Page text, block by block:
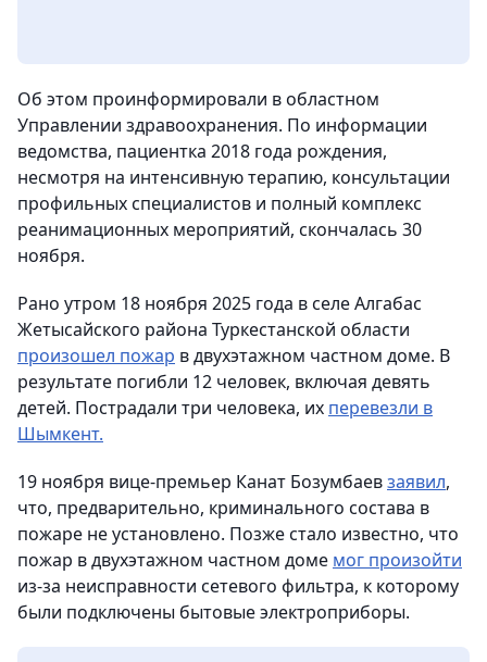
Об этом проинформировали в областном
Управлении здравоохранения. По информации
ведомства, пациентка 2018 года рождения,
несмотря на интенсивную терапию, консультации
профильных специалистов и полный комплекс
реанимационных мероприятий, скончалась 30
ноября.
Рано утром 18 ноября 2025 года в селе Алгабас
Жетысайского района Туркестанской области
произошел пожар в двухэтажном частном доме. В
результате погибли 12 человек, включая девять
детей. Пострадали три человека, их перевезли в
Шымкент.
19 ноября вице-премьер Канат Бозумбаевзаявил,
что, предварительно, криминального состава в
пожаре не установлено. Позже стало известно, что
пожар в двухэтажном частном доме мог произойти
из-за неисправности сетевого фильтра, к которому
были подключены бытовые электроприборы.